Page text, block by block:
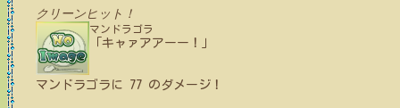
クリーンヒット！
マンドラゴラ
「キャァアアーー！」
マンドラゴラ に 77 のダメージ！